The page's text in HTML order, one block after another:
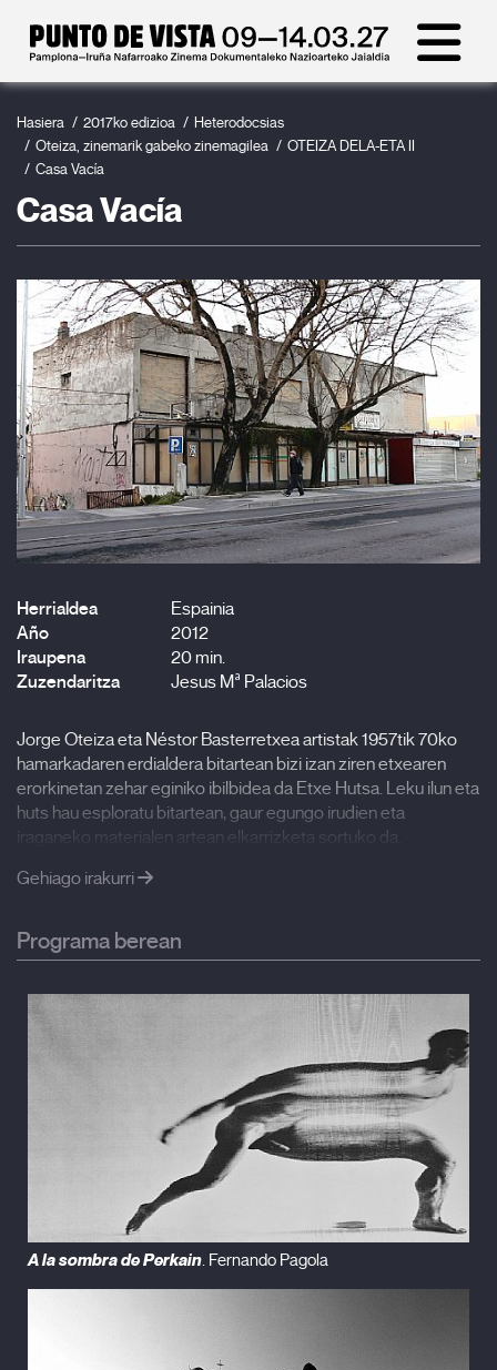
Hasiera 2017ko edizioa
Heterodocsias
Oteiza, zinemarik gabeko zinemagilea
OTEIZA DELA-ETA II
Casa Vacía
Casa Vacía
Herrialdea
Espainia
Año
2012
Iraupena
20 min.
Zuzendaritza
Jesus Mª Palacios
Jorge Oteiza eta Néstor Basterretxea artistak 1957tik 70ko
hamarkadaren erdialdera bitartean bizi izan ziren etxearen
erorkinetan zehar eginiko ibilbidea da Etxe Hutsa. Leku ilun eta
huts hau esploratu bitartean, gaur egungo irudien eta
iraganeko materialen artean elkarrizketa sortuko da.
Gehiago irakurri
Programa berean
A la sombra de Perkain. Fernando Pagola